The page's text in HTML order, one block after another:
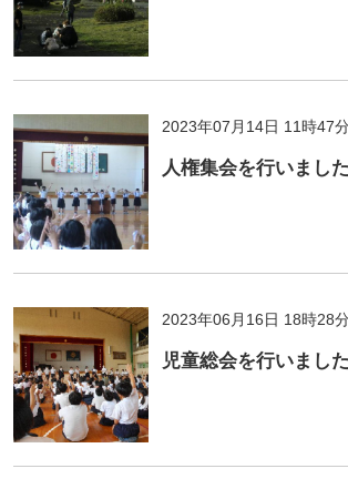
2023年07月14日 11時47
人権集会を行いました
2023年06月16日 18時28
児童総会を行いました